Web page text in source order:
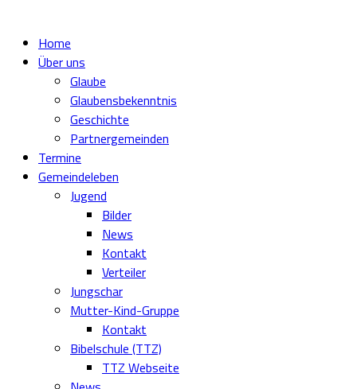
Home
Über uns
Glaube
Glaubensbekenntnis
Geschichte
Partnergemeinden
Termine
Gemeindeleben
Jugend
Bilder
News
Kontakt
Verteiler
Jungschar
Mutter-Kind-Gruppe
Kontakt
Bibelschule (TTZ)
TTZ Webseite